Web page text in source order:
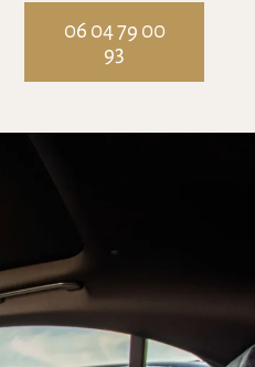
06 04 79 00
93